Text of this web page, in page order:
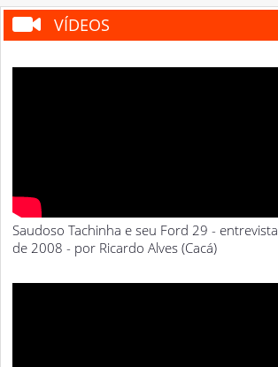
VÍDEOS
Saudoso Tachinha e seu Ford 29 - entrevista
de 2008 - por Ricardo Alves (Cacá)